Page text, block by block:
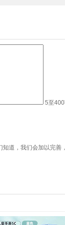
5至
道，我们会加以完善